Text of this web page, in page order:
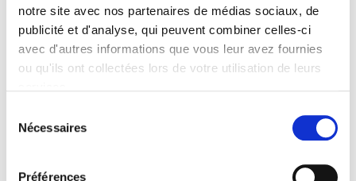
notre site avec nos partenaires de médias sociaux, de
publicité et d'analyse, qui peuvent combiner celles-ci
avec d'autres informations que vous leur avez fournies
ou qu'ils ont collectées lors de votre utilisation de leurs
Nécessaires
Préférences